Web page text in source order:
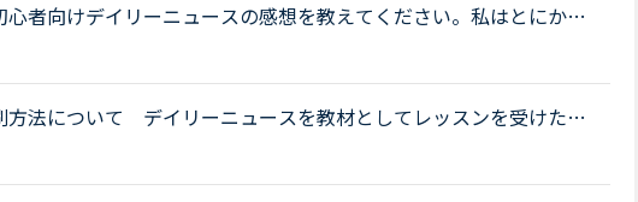
者向けデイリーニュースの感想を教えてください。私はとにかく
プで、負荷が続くとレッスン受講自体から遠ざかってしまう、マ
生徒です...
方法について デイリーニュースを教材としてレッスンを受けたい
的にするためにも事前にニュースを読み、ディスカッションをメ
と思って...